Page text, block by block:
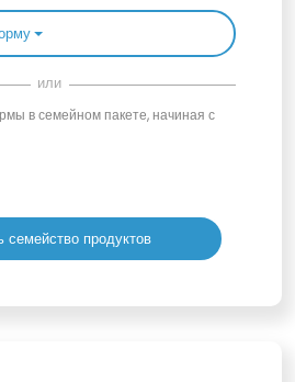
или
в семейном пакете, начиная с
семейство продуктов